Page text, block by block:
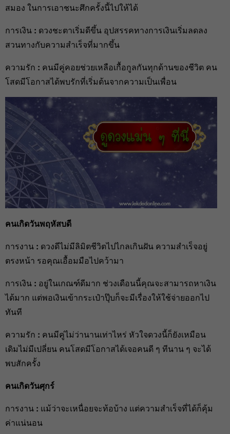
สมอง ในการเอาชนะศึกครั้งนี้ไปให้ได้
การเงิน : ดวงชะตาเริ่มดีขึ้น อุปสรรคทางการเงินเริ่มลดลง
สวนทางกับความสำเร็จที่มากขึ้น
ความรัก : คนมีคู่คอยช่วยเหลือเกื้อกูลกันทุกด้านของชีวิต คน
โสดมีโอกาสได้พบรักที่เริ่มต้นจากความเป็นเพื่อน
คนเกิดวันพฤหัสบดี
การงาน : ดวงดีไม่มีลิมิตชีวิตไปไกลเกินฝัน ความสำเร็จอยู่
ตรงหน้า รอคุณเอื้อมมือไปคว้ามา
การเงิน : อยู่ในเกณฑ์ดีมาก ช่วงเดือนนี้คุณจะสามารถหาเงิน
ได้มาก แต่พอเงินเข้ากระเป๋าปุ๊บก็จะมีเรื่องให้ใช้จ่ายออกไป
ทันที
ความรัก : คนมีคู่ไม่ว่านานเท่าไหร่ หัวใจดวงนี้ก็ยังเหมือน
เดิมไม่มีเปลี่ยน คนโสดมีโอกาสได้เจอคนดี ๆ ทีนาน ๆ จะได้
พบสักครั้ง
คนเกิดวันศุกร์
การงาน : แม้ว่าจะเหนื่อยจะท้อบ้าง แต่ความสำเร็จที่ได้ก็คุ้ม
ค่าแน่นอน